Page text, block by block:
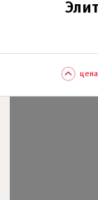
цена